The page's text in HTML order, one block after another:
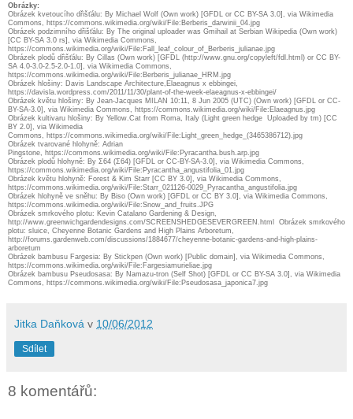
Obrázky:
Obrázek kvetoucího dřišťálu: By Michael Wolf (Own work) [GFDL or CC BY-SA 3.0], via Wikimedia
Commons, https://commons.wikimedia.org/wiki/File:Berberis_darwinii_04.jpg
Obrázek podzimního dřišťálu: By The original uploader was Gmihail at Serbian Wikipedia (Own work)
[CC BY-SA 3.0 rs], via Wikimedia Commons,
https://commons.wikimedia.org/wiki/File:Fall_leaf_colour_of_Berberis_julianae.jpg
Obrázek plodů dřišťálu: By Cillas (Own work) [GFDL (http://www.gnu.org/copyleft/fdl.html) or CC BY-
SA 4.0-3.0-2.5-2.0-1.0], via Wikimedia Commons,
https://commons.wikimedia.org/wiki/File:Berberis_julianae_HRM.jpg
Obrázek hlošiny: Davis Landscape Architecture,Elaeagnus x ebbingei,
https://davisla.wordpress.com/2011/11/30/plant-of-the-week-elaeagnus-x-ebbingei/
Obrázek květu hlošiny: By Jean-Jacques MILAN 10:11, 8 Jun 2005 (UTC) (Own work) [GFDL or CC-
BY-SA-3.0], via Wikimedia Commons, https://commons.wikimedia.org/wiki/File:Elaeagnus.jpg
Obrázek kultivaru hlošiny: By Yellow.Cat from Roma, Italy (Light green hedge Uploaded by tm) [CC
BY 2.0], via Wikimedia
Commons, https://commons.wikimedia.org/wiki/File:Light_green_hedge_(3465386712).jpg
Obrázek tvarované hlohyně: Adrian
Pingstone, https://commons.wikimedia.org/wiki/File:Pyracantha.bush.arp.jpg
Obrázek plodů hlohyně: By Σ64 (Σ64) [GFDL or CC-BY-SA-3.0], via Wikimedia Commons,
https://commons.wikimedia.org/wiki/File:Pyracantha_angustifolia_01.jpg
Obrázek květu hlohyně: Forest & Kim Starr [CC BY 3.0], via Wikimedia Commons,
https://commons.wikimedia.org/wiki/File:Starr_021126-0029_Pyracantha_angustifolia.jpg
Obrázek hlohyně ve sněhu: By Biso (Own work) [GFDL or CC BY 3.0], via Wikimedia Commons,
https://commons.wikimedia.org/wiki/File:Snow_and_fruits.JPG
Obrázek smrkového plotu: Kevin Catalano Gardening & Design,
http://www.greenwichgardendesigns.com/SCREENSHEDGESEVERGREEN.html Obrázek smrkového
plotu: sluice, Cheyenne Botanic Gardens and High Plains Arboretum,
http://forums.gardenweb.com/discussions/1884677/cheyenne-botanic-gardens-and-high-plains-
arboretum
Obrázek bambusu Fargesia: By Stickpen (Own work) [Public domain], via Wikimedia Commons,
https://commons.wikimedia.org/wiki/File:Fargesiamurieliae.jpg
Obrázek bambusu Pseudosasa: By Namazu-tron (Self Shot) [GFDL or CC BY-SA 3.0], via Wikimedia
Commons, https://commons.wikimedia.org/wiki/File:Pseudosasa_japonica7.jpg
Jitka Daňková v 10/06/2012
Sdílet
8 komentářů: